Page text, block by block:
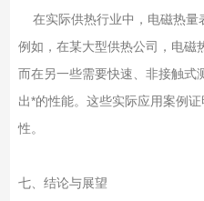
在实际供热行业中，电磁热量
例如，在某大型供热公司，电磁
而在另一些需要快速、非接触式
出*的性能。这些实际应用案例
性。
七、结论与展望